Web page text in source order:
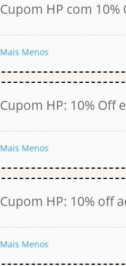
Cupom HP com 10%
Mais Menos
Cupom HP: 10% Off
Mais Menos
Cupom HP: 10% off
Mais Menos